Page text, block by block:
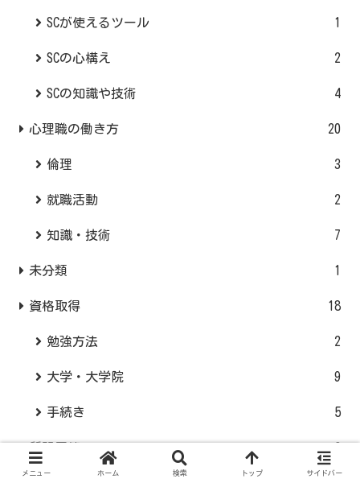
SCが使えるツール 1
SCの心構え 2
SCの知識や技術 4
心理職の働き方 20
倫理 3
就職活動 2
知識・技術 7
未分類 1
資格取得 18
勉強方法 2
大学・大学院 9
手続き 5
メニュー ホーム 検索 トップ サイドバー